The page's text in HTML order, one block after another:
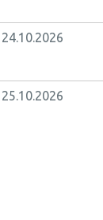
24.10.2026
25.10.2026